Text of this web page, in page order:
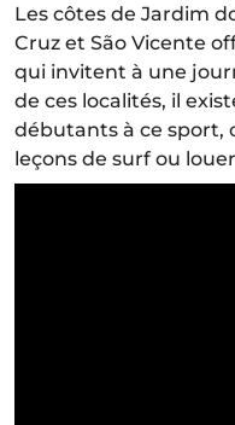
Les côtes de Jardim
Cruz et São Vicente
qui invitent à une
de ces localités, il
débutants à ce sport,
leçons de surf ou